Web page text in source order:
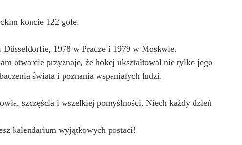
koncie 122 gole.
1978 w Pradze i 1979 w Moskwie.
otwarcie przyznaje, że hokej ukształtował nie tylko jego
świata i poznania wspaniałych ludzi.
szczęścia i wszelkiej pomyślności. Niech każdy dzień
kalendarium wyjątkowych postaci!